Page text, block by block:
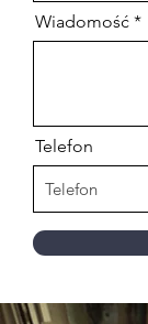
Wiadomość
Telefon